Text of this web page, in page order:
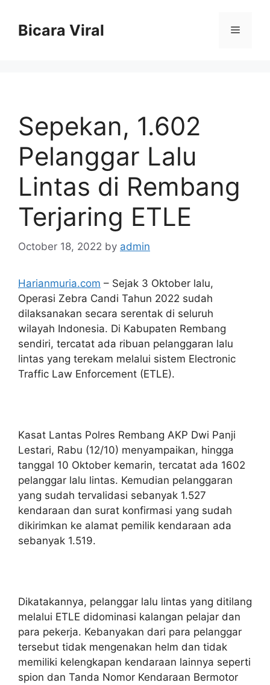
contentBicara Viral Menu
Sepekan, 1.602
Pelanggar Lalu
Lintas di Rembang
Terjaring ETLE
October 18, 2022 by admin
Harianmuria.com – Sejak 3 Oktober lalu,
Operasi Zebra Candi Tahun 2022 sudah
dilaksanakan secara serentak di seluruh
wilayah Indonesia. Di Kabupaten Rembang
sendiri, tercatat ada ribuan pelanggaran lalu
lintas yang terekam melalui sistem Electronic
Traffic Law Enforcement (ETLE).
Kasat Lantas Polres Rembang AKP Dwi Panji
Lestari, Rabu (12/10) menyampaikan, hingga
tanggal 10 Oktober kemarin, tercatat ada 1602
pelanggar lalu lintas. Kemudian pelanggaran
yang sudah tervalidasi sebanyak 1.527
kendaraan dan surat konfirmasi yang sudah
dikirimkan ke alamat pemilik kendaraan ada
sebanyak 1.519.
Dikatakannya, pelanggar lalu lintas yang ditilang
melalui ETLE didominasi kalangan pelajar dan
para pekerja. Kebanyakan dari para pelanggar
tersebut tidak mengenakan helm dan tidak
memiliki kelengkapan kendaraan lainnya seperti
spion dan Tanda Nomor Kendaraan Bermotor